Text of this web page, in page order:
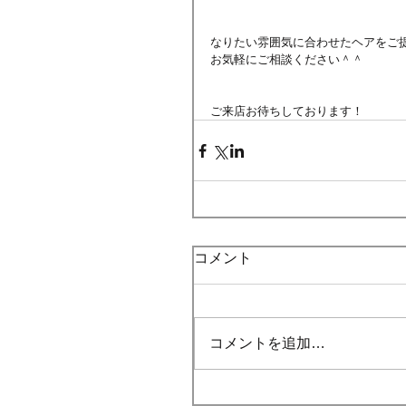
なりたい雰囲気に合わせたヘアをご
お気軽にご相談ください＾＾
ご来店お待ちしております！
コメント
コメントを追加…